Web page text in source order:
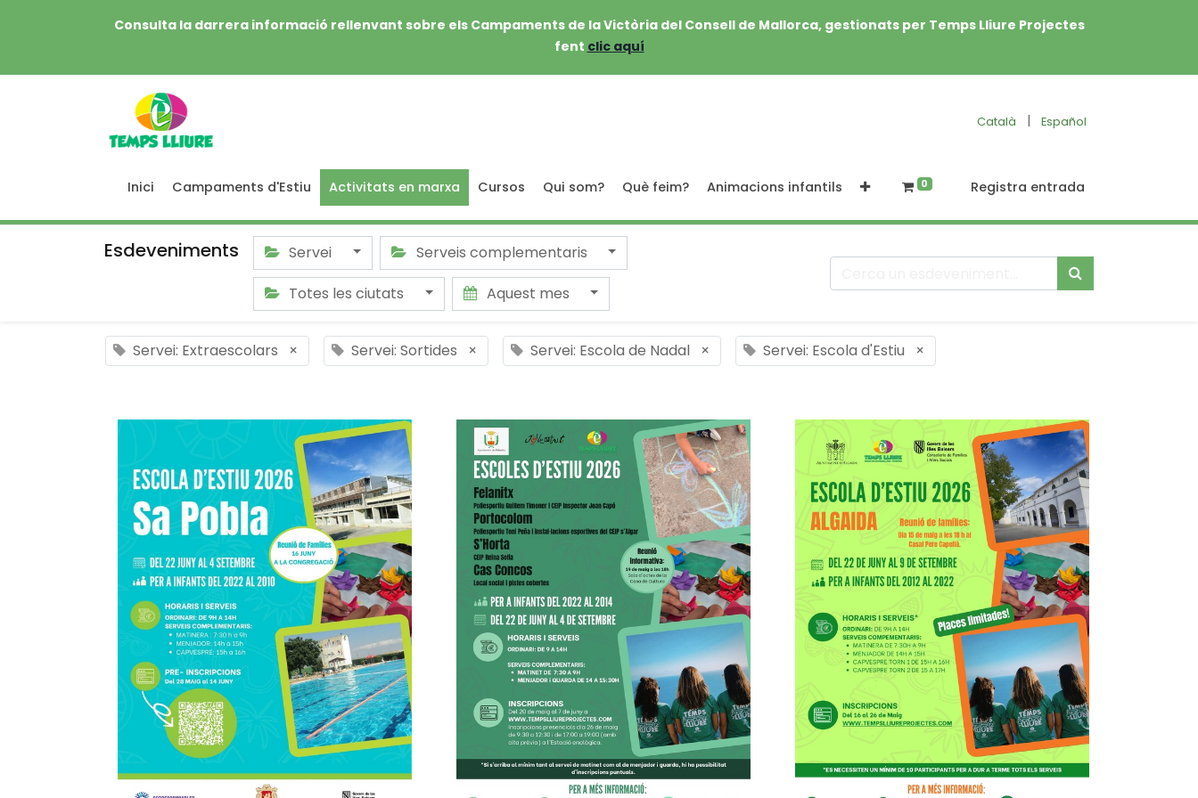
Consulta la darrera informació rellenvant sobre els Campaments de la Victòria del Consell de Mallorca, gestionats per Temps Lliure Projectes
fent clic aquí
Català | Español
Inici Campaments d'Estiu Activitats en marxa Cursos Qui som? Què feim? Animacions infantils 0 Registra entrada
Esdeveniments Servei
Serveis complementaris
Totes les ciutats
Aquest mes
Servei: Extraescolars × Servei: Sortides × Servei: Escola de Nadal × Servei: Escola d'Estiu ×